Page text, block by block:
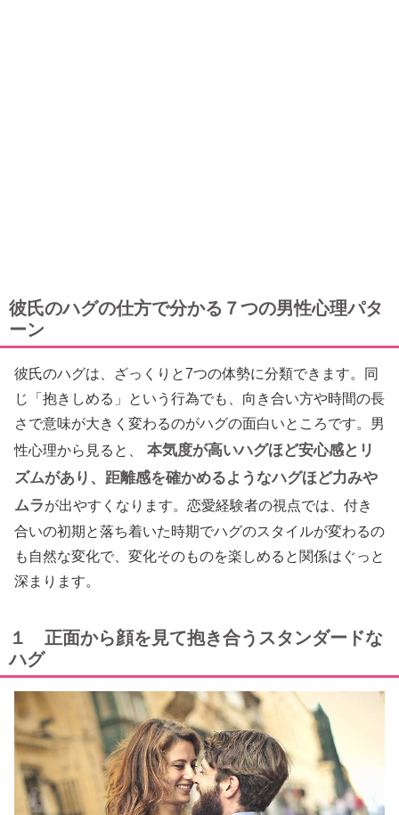
彼氏のハグの仕方で分かる７つの男性心理パタ
ーン
彼氏のハグは、ざっくりと7つの体勢に分類できます。同
じ「抱きしめる」という行為でも、向き合い方や時間の長
さで意味が大きく変わるのがハグの面白いところです。男
性心理から見ると、
本気度が高いハグほど安心感とリ
ズムがあり、距離感を確かめるようなハグほど力みや
ムラが出やすくなります。恋愛経験者の視点では、付き
合いの初期と落ち着いた時期でハグのスタイルが変わるの
も自然な変化で、変化そのものを楽しめると関係はぐっと
深まります。
１ 正面から顔を見て抱き合うスタンダードな
ハグ